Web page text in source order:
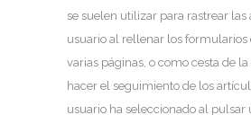
se suelen utilizar para rastrear las
usuario al rellenar los formularios
varias páginas, o como cesta de
hacer el seguimiento de los
usuario ha seleccionado al pulsar